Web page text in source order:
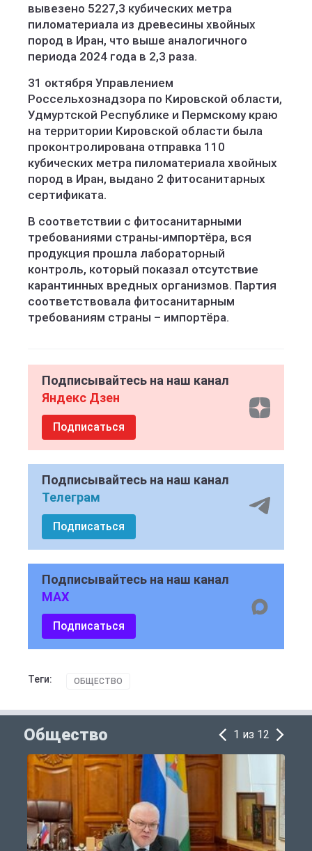
вывезено 5227,3 кубических метра
пиломатериала из древесины хвойных
пород в Иран, что выше аналогичного
периода 2024 года в 2,3 раза.
31 октября Управлением
Россельхознадзора по Кировской области,
Удмуртской Республике и Пермскому краю
на территории Кировской области была
проконтролирована отправка 110
кубических метра пиломатериала хвойных
пород в Иран, выдано 2 фитосанитарных
сертификата.
В соответствии с фитосанитарными
требованиями страны-импортёра, вся
продукция прошла лабораторный
контроль, который показал отсутствие
карантинных вредных организмов. Партия
соответствовала фитосанитарным
требованиям страны – импортёра.
Подписывайтесь на наш канал
Яндекс Дзен
Подписаться
Подписывайтесь на наш канал
Телеграм
Подписаться
Подписывайтесь на наш канал
MAX
Подписаться
Теги: ОБЩЕСТВО
Общество 1 из 12